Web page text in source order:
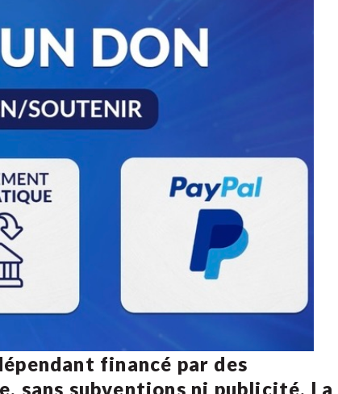
financé par des
sans subventions ni publicité. La